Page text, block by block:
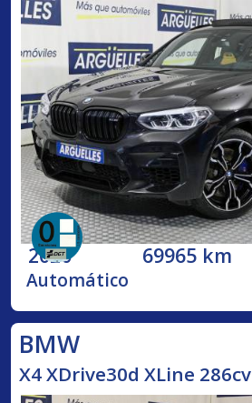
2020 69965 km
Automático
BMW
X4 XDrive30d XLine 286cv